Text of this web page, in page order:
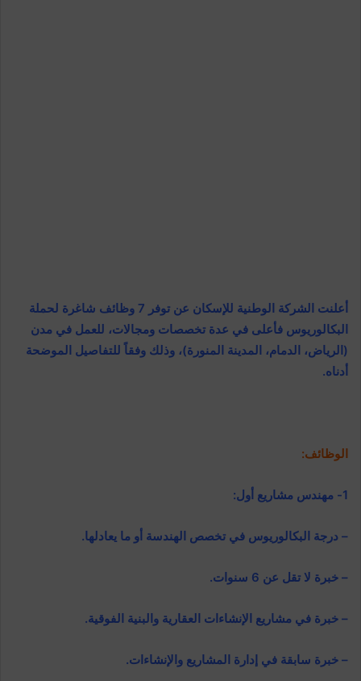
أعلنت الشركة الوطنية للإسكان عن توفر 7 وظائف شاغرة لحملة
البكالوريوس فأعلى في عدة تخصصات ومجالات، للعمل في مدن
(الرياض، الدمام، المدينة المنورة)، وذلك وفقاً للتفاصيل الموضحة
أدناه.
الوظائف:
1- مهندس مشاريع أول:
– درجة البكالوريوس في تخصص الهندسة أو ما يعادلها.
– خبرة لا تقل عن 6 سنوات.
– خبرة في مشاريع الإنشاءات العقارية والبنية الفوقية.
– خبرة سابقة في إدارة المشاريع والإنشاءات.